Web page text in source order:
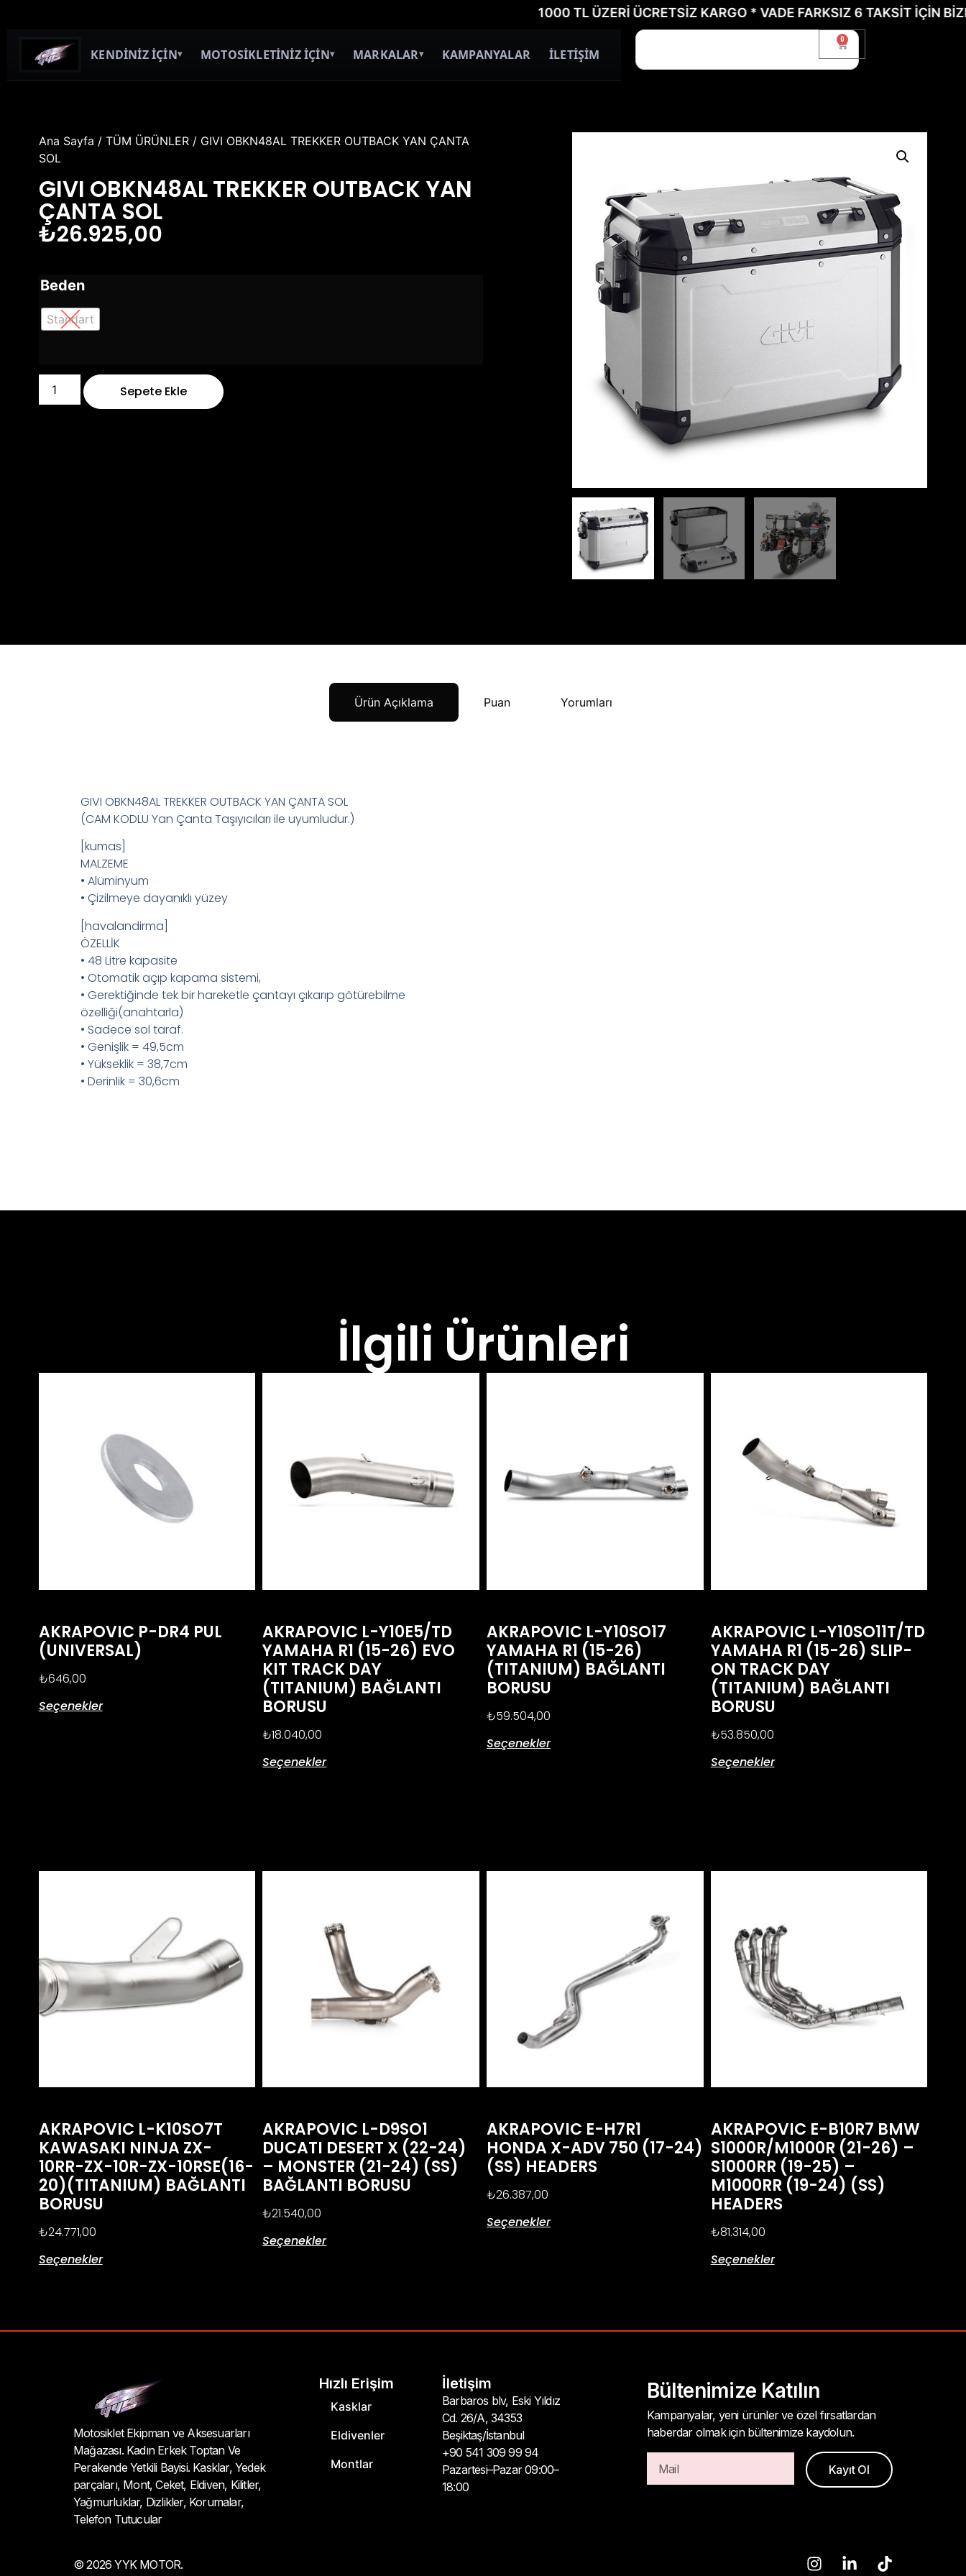
1000 TL ÜZERİ ÜCRETSİZ KARGO * VADE FARKSIZ 6 TAKSİT İÇİN BİZE
KENDİNİZ İÇİN▾ MOTOSİKLETİNİZ İÇİN▾ MARKALAR▾ KAMPANYALAR İLETİŞİM
0
Ana Sayfa / TÜM ÜRÜNLER/ GIVI OBKN48AL TREKKER OUTBACK YAN ÇANTA
SOL
GIVI OBKN48AL TREKKER OUTBACK YAN
ÇANTA SOL
₺26.925,00
Beden
Standart
Sepete Ekle
Ürün Açıklama Puan Yorumları
GIVI OBKN48AL TREKKER OUTBACK YAN ÇANTA SOL
(CAM KODLU Yan Çanta Taşıyıcıları ile uyumludur.)
[kumas]
MALZEME
• Alüminyum
• Çizilmeye dayanıklı yüzey
[havalandirma]
ÖZELLİK
• 48 Litre kapasite
• Otomatik açıp kapama sistemi,
• Gerektiğinde tek bir hareketle çantayı çıkarıp götürebilme
özelliği(anahtarla)
• Sadece sol taraf.
• Genişlik = 49,5cm
• Yükseklik = 38,7cm
• Derinlik = 30,6cm
İlgili Ürünleri
AKRAPOVIC P-DR4 PUL
(UNIVERSAL)
₺646,00
Seçenekler
AKRAPOVIC L-Y10E5/TD
YAMAHA R1 (15-26) EVO
KIT TRACK DAY
(TITANIUM) BAĞLANTI
BORUSU
₺18.040,00
Seçenekler
AKRAPOVIC L-Y10SO17
YAMAHA R1 (15-26)
(TITANIUM) BAĞLANTI
BORUSU
₺59.504,00
Seçenekler
AKRAPOVIC L-Y10SO11T/TD
YAMAHA R1 (15-26) SLIP-
ON TRACK DAY
(TITANIUM) BAĞLANTI
BORUSU
₺53.850,00
Seçenekler
AKRAPOVIC L-K10SO7T
KAWASAKI NINJA ZX-
10RR-ZX-10R-ZX-10RSE(16-
20)(TITANIUM) BAĞLANTI
BORUSU
₺24.771,00
Seçenekler
AKRAPOVIC L-D9SO1
DUCATI DESERT X (22-24)
– MONSTER (21-24) (SS)
BAĞLANTI BORUSU
₺21.540,00
Seçenekler
AKRAPOVIC E-H7R1
HONDA X-ADV 750 (17-24)
(SS) HEADERS
₺26.387,00
Seçenekler
AKRAPOVIC E-B10R7 BMW
S1000R/M1000R (21-26) –
S1000RR (19-25) –
M1000RR (19-24) (SS)
HEADERS
₺81.314,00
Seçenekler
Motosiklet Ekipman ve Aksesuarları
Mağazası. Kadın Erkek Toptan Ve
Perakende Yetkili Bayisi. Kasklar, Yedek
parçaları, Mont, Ceket, Eldiven, Kilitler,
Yağmurluklar, Dizlikler, Korumalar,
Telefon Tutucular
Hızlı Erişim
Kasklar
Eldivenler
Montlar
İletişim
Barbaros blv, Eski Yıldız
Cd. 26/A, 34353
Beşiktaş/İstanbul
+90 541 309 99 94
Pazartesi–Pazar 09:00–
18:00
Bültenimize Katılın
Kampanyalar, yeni ürünler ve özel fırsatlardan
haberdar olmak için bültenimize kaydolun.
Kayıt Ol
© 2026 YYK MOTOR.